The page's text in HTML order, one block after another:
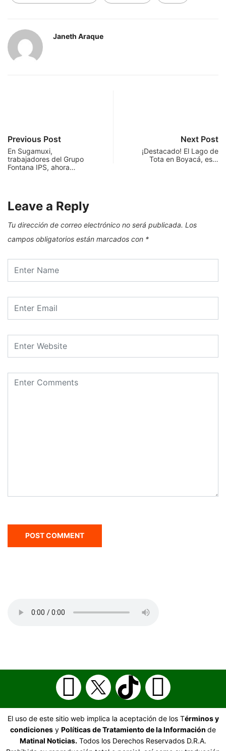
Janeth Araque
Previous Post
En Sugamuxi,
trabajadores del Grupo
Fontana IPS, ahora…
Next Post
¡Destacado! El Lago de
Tota en Boyacá, es…
Leave a Reply
Tu dirección de correo electrónico no será publicada. Los
campos obligatorios están marcados con *
El uso de este sitio web implica la aceptación de los Términos y
condiciones y Políticas de Tratamiento de la Información de
Matinal Noticias. Todos los Derechos Reservados D.R.A.